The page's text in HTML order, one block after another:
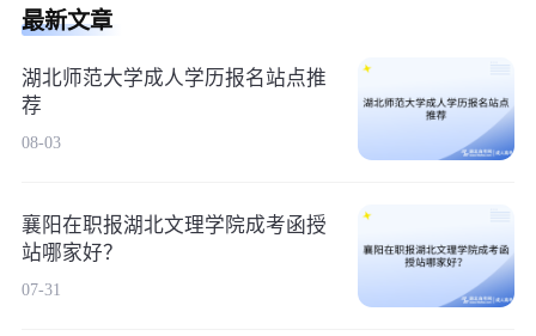
最新文章
湖北师范大学成人学历报名站点推
荐
08-03
襄阳在职报湖北文理学院成考函授
站哪家好？
07-31